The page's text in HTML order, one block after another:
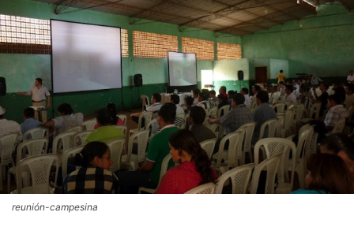
reunión-campesina